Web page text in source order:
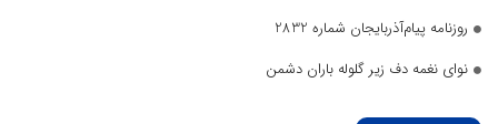
روزنامه پیام‌آذربایجان شماره 2832
نوای نغمه دف زیر گلوله باران دشمن